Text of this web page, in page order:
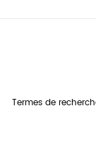
Termes de